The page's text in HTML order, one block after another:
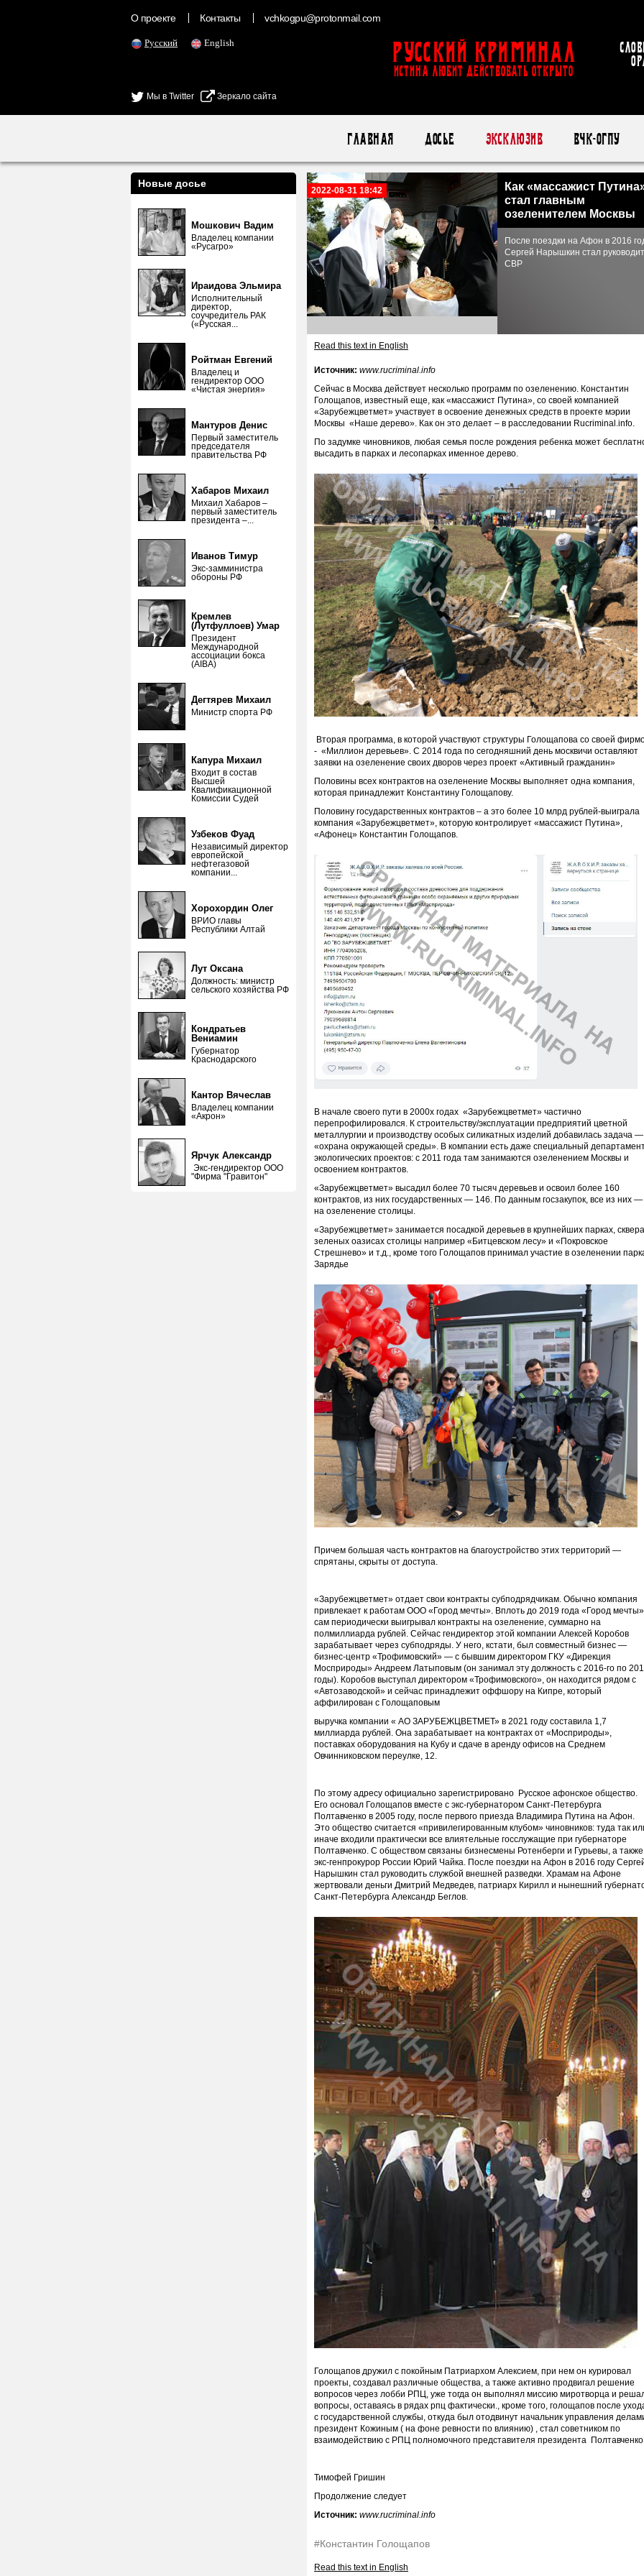
О проекте Контакты vchkogpu@protonmail.com
Русский English
Мы в Twitter Зеркало сайта
Русский Криминал
ИСТИНА ЛЮБИТ ДЕЙСТВОВАТЬ ОТКРЫТО
Главная Досье Эксклюзив ВЧК-ОГПУ
Новые досье
Мошкович Вадим
Владелец компании
«Русагро»
Ираидова Эльмира
Исполнительный
директор,
соучредитель РАК
(«Русская...
Ройтман Евгений
Владелец и
гендиректор ООО
«Чистая энергия»
Мантуров Денис
Первый заместитель
председателя
правительства РФ
Хабаров Михаил
Михаил Хабаров –
первый заместитель
президента –...
Иванов Тимур
Экс-замминистра
обороны РФ
Кремлев
(Лутфуллоев) Умар
Президент
Международной
ассоциации бокса
(AIBA)
Дегтярев Михаил
Министр спорта РФ
Капура Михаил
Входит в состав
Высшей
Квалификационной
Комиссии Судей
Узбеков Фуад
Независимый директор
европейской
нефтегазовой
компании...
Хорохордин Олег
ВРИО главы
Республики Алтай
Лут Оксана
Должность: министр
сельского хозяйства РФ
Кондратьев
Вениамин
Губернатор
Краснодарского
Кантор Вячеслав
Владелец компании
«Акрон»
Ярчук Александр
Экс-гендиректор ООО
"Фирма "Гравитон"
2022-08-31 18:42
Как «массажист
стал главным
озеленителем Москвы
После поездки на Афон в 2016
Сергей Нарышкин стал
СВР
Read this text in English
Источник: www.rucriminal.info
Сейчас в Москва действует несколько программ по озеленению. Константин
Голощапов, известный еще, как «массажист Путина», со своей компанией
«Зарубежцветмет» участвует в освоение денежных средств в проекте мэрии
Москвы «Наше дерево». Как он это делает – в расследовании Rucriminal.info.
По задумке чиновников, любая семья после рождения ребенка может
высадить в парках и лесопарках именное дерево.
Вторая программа, в которой участвуют структуры Голощапова со своей
- «Миллион деревьев». С 2014 года по сегодняшний день москвичи оставляют
заявки на озеленение своих дворов через проект «Активный гражданин»
Половины всех контрактов на озеленение Москвы выполняет одна компания,
которая принадлежит Константину Голощапову.
Половину государственных контрактов – а это более 10 млрд рублей-выиграла
компания «Зарубежцветмет», которую контролирует «массажист Путина»,
«Афонец» Константин Голощапов.
В начале своего пути в 2000х годах «Зарубежцветмет» частично
перепрофилировался. К строительству/эксплуатации предприятий цветной
металлургии и производству особых силикатных изделий добавилась задача —
«охрана окружающей среды». В компании есть даже специальный
экологических проектов: с 2011 года там занимаются озеленением Москвы и
освоением контрактов.
«Зарубежцветмет» высадил более 70 тысяч деревьев и освоил более 160
контрактов, из них государственных — 146. По данным госзакупок, все из них —
на озеленение столицы.
«Зарубежцветмет» занимается посадкой деревьев в крупнейших парках,
зеленых оазисах столицы например «Битцевском лесу» и «Покровское
Стрешнево» и т.д., кроме того Голощапов принимал участие в озеленении
Зарядье
Причем большая часть контрактов на благоустройство этих территорий —
спрятаны, скрыты от доступа.
«Зарубежцветмет» отдает свои контракты субподрядчикам. Обычно компания
привлекает к работам ООО «Город мечты». Вплоть до 2019 года «Город мечты»
сам периодически выигрывал контракты на озеленение, суммарно на
полмиллиарда рублей. Сейчас гендиректор этой компании Алексей Коробов
зарабатывает через субподряды. У него, кстати, был совместный бизнес —
бизнес-центр «Трофимовский» — с бывшим директором ГКУ «Дирекция
Мосприроды» Андреем Латыповым (он занимал эту должность с 2016-го по
годы). Коробов выступал директором «Трофимовского», он находится рядом с
«Автозаводской» и сейчас принадлежит оффшору на Кипре, который
аффилирован с Голощаповым
выручка компании « АО ЗАРУБЕЖЦВЕТМЕТ» в 2021 году составила 1,7
миллиарда рублей. Она зарабатывает на контрактах от «Мосприроды»,
поставках оборудования на Кубу и сдаче в аренду офисов на Среднем
Овчинниковском переулке, 12.
По этому адресу официально зарегистрировано Русское афонское общество.
Его основал Голощапов вместе с экс-губернатором Санкт-Петербурга
Полтавченко в 2005 году, после первого приезда Владимира Путина на Афон.
Это общество считается «привилегированным клубом» чиновников: туда так
иначе входили практически все влиятельные госслужащие при губернаторе
Полтавченко. С обществом связаны бизнесмены Ротенберги и Гурьевы, а также
экс-генпрокурор России Юрий Чайка. После поездки на Афон в 2016 году
Нарышкин стал руководить службой внешней разведки. Храмам на Афоне
жертвовали деньги Дмитрий Медведев, патриарх Кирилл и нынешний
Санкт-Петербурга Александр Беглов.
Голощапов дружил с покойным Патриархом Алексием, при нем он курировал
проекты, создавал различные общества, а также активно продвигал решение
вопросов через лобби РПЦ, уже тогда он выполнял миссию миротворца и
вопросы, оставаясь в рядах рпц фактически., кроме того, голощапов после
с государственной службы, откуда был отодвинут начальник управления
президент Кожиным ( на фоне ревности по влиянию) , стал советником по
взаимодействию с РПЦ полномочного представителя президента
Тимофей Гришин
Продолжение следует
Источник: www.rucriminal.info
#Константин Голощапов
Read this text in English